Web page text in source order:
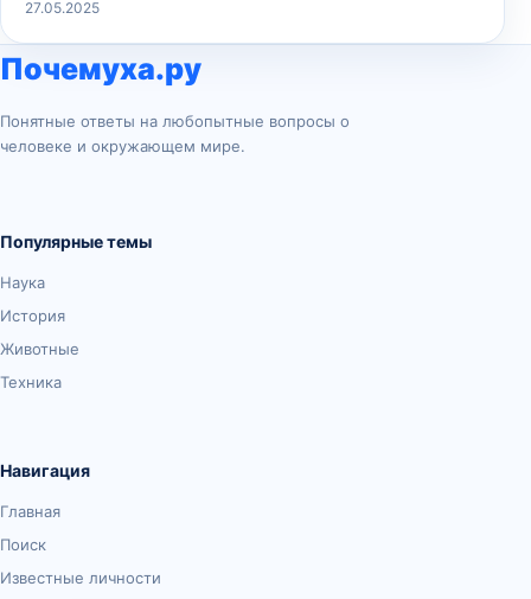
27.05.2025
Почемуха.ру
Понятные ответы на любопытные вопросы о
человеке и окружающем мире.
Популярные темы
Наука
История
Животные
Техника
Навигация
Главная
Поиск
Известные личности